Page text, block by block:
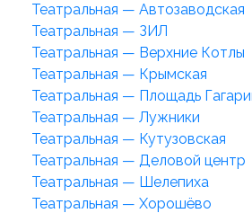
Театральная — Автозаводская
Театральная — ЗИЛ
Театральная — Верхние Котлы
Театральная — Крымская
Театральная — Площадь
Театральная — Лужники
Театральная — Кутузовская
Театральная — Деловой центр
Театральная — Шелепиха
Театральная — Хорошёво